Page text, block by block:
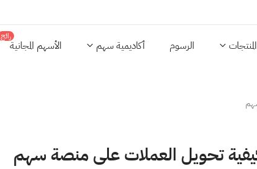
المنتجات الرسوم أكاديمية سهم الأسهم المجانية
رائج
تحويل العملات على منصة سهم